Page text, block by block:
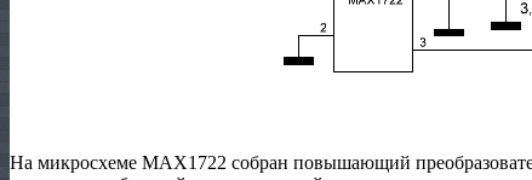
На микросхеме МАХ1722 собран повышающий